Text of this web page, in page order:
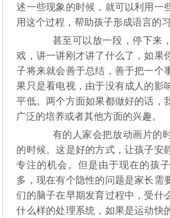
述一些现象的时候，就可以利用一
用这个过程，帮助孩子形成语言的习
甚至可以放一段，停下来
戏，讲一讲刚才讲了什么了，如果
子将来就会善于总结，善于把一个
果只是看电视，由于没有成人的影
平低。两个方面如果都做好的话，
广泛的培养或者其他方面的兴趣。
有的人家会把放动画片的
的时候。这是好的方式，让孩子安
专注的机会。但是由于现在的孩
多，现在有个隐性的问题是家长需
们的脑子在早期发育过程中，受什
什么样的处理系统，如果是运动快